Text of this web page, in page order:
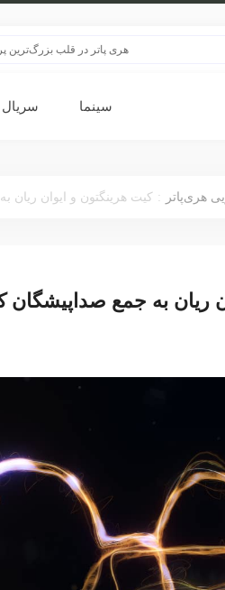
هری پاتر در قلب بزرگ‌ترین پرونده
سینما سریال
هری‌پاتر : کیت هرینگتون و ایوان ریان
ریان به جمع